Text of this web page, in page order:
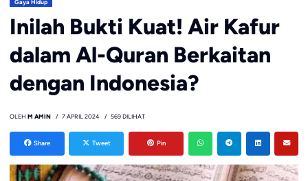
Gaya Hidup
Inilah Bukti Kuat! Air Kafur
dalam Al-Quran Berkaitan
dengan Indonesia?
OLEH M AMIN 7 APRIL 2024 569 DILIHAT
Share Tweet Pin